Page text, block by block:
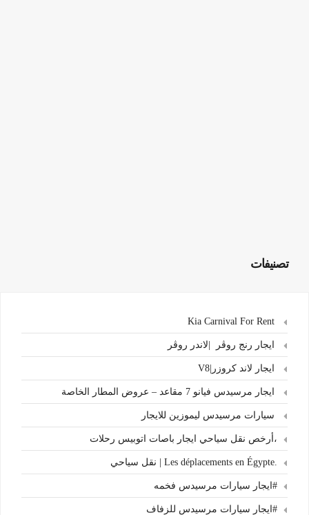
تصنيفات
ايجار رنج روڤر |لاندر روڤر
ايجار لاند كروزر|V8
ايجار مرسيدس فيانو 7 مقاعد – عروض المطار الخاصة
سيارات مرسيدس ليموزين للايجار
،أرخص نقل سياحي ايجار باصات اتوبيس رحلات
.Les déplacements en Égypte | نقل سياحي
#ايجار سيارات مرسيدس فخمه
#ايجار سيارات مرسيدس للزفاف